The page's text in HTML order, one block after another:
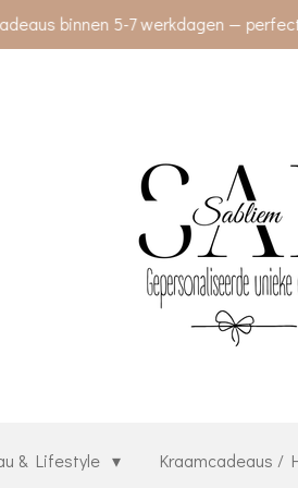
binnen 5-7 werkdagen —
& Lifestyle Kraamcadeaus /